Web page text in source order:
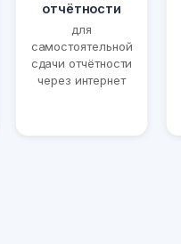
отчётности
для
самостоятельной
сдачи отчётности
через интернет